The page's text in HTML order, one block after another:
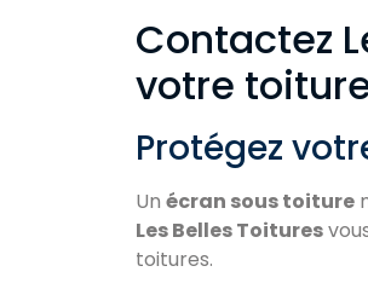
Contactez
votre
Protégez
Un écran sous toiture
Les Belles Toitures
toitures.